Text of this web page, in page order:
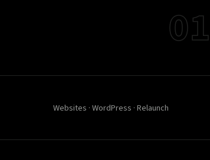
01
Websites · WordPress · Relaunch